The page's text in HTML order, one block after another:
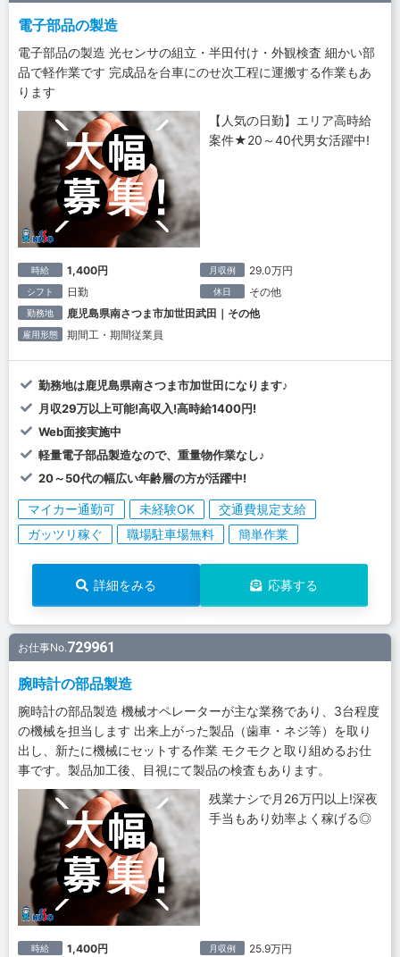
電子部品の製造
電子部品の製造 光センサの組立・半田付け・外観検査 細かい部
品で軽作業です 完成品を台車にのせ次工程に運搬する作業もあ
ります
【人気の日勤】エリア高時給
案件★20～40代男女活躍中!
時給 1,400円 月収例 29.0万円
シフト 日勤 休日 その他
勤務地 鹿児島県南さつま市加世田武田｜その他
雇用形態 期間工・期間従業員
勤務地は鹿児島県南さつま市加世田になります♪
月収29万以上可能!高収入!高時給1400円!
Web面接実施中
軽量電子部品製造なので、重量物作業なし♪
20～50代の幅広い年齢層の方が活躍中!
マイカー通勤可 未経験OK
交通費規定支給
ガッツリ稼ぐ
職場駐車場無料 簡単作業
詳細をみる 応募する
お仕事No.729961
腕時計の部品製造
腕時計の部品製造 機械オペレーターが主な業務であり、3台程度
の機械を担当します 出来上がった製品（歯車・ネジ等）を取り
出し、新たに機械にセットする作業 モクモクと取り組めるお仕
事です。製品加工後、目視にて製品の検査もあります。
残業ナシで月26万円以上!深夜
手当もあり効率よく稼げる◎
時給 1,400円 月収例 25.9万円